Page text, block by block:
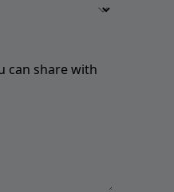
can share with